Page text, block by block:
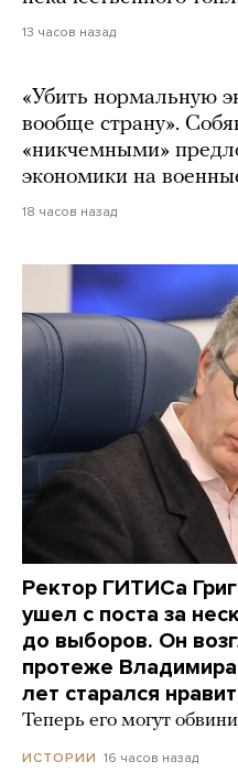
13 часов назад
«Убить нормальную
вообще страну».
«никчемными»
экономики на
18 часов назад
Ректор ГИТИСа
ушел с поста за
до выборов. Он
протеже
лет старался
Теперь его могут
ИСТОРИИ 16 часов назад